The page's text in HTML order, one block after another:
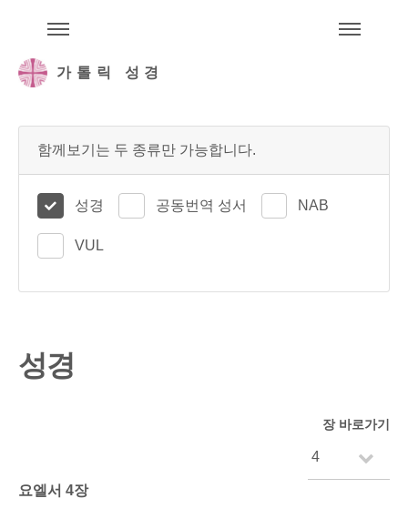
가톨릭 성경
함께보기는 두 종류만 가능합니다.
성경 공동번역 성서 NAB
VUL
성경
장 바로가기
요엘서 4장